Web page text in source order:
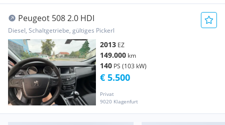
Peugeot 508 2.0 HDI
Diesel, Schaltgetriebe, gültiges Pickerl
2013 EZ
149.000 km
140 PS (103 kW)
Privat
9020 Klagenfurt
€ 5.500